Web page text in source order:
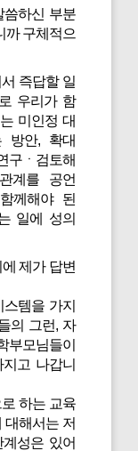
하신 부분
까 구체적으
즉답할 일
우리가 함
미인정 대
방안, 확대
구ㆍ검토해
계를 공언
께해야 된
일에 성의
제가 답변
템을 가지
의 그런, 자
부모님들이
고 나갑니
하는 교육
대해서는 저
성은 있어